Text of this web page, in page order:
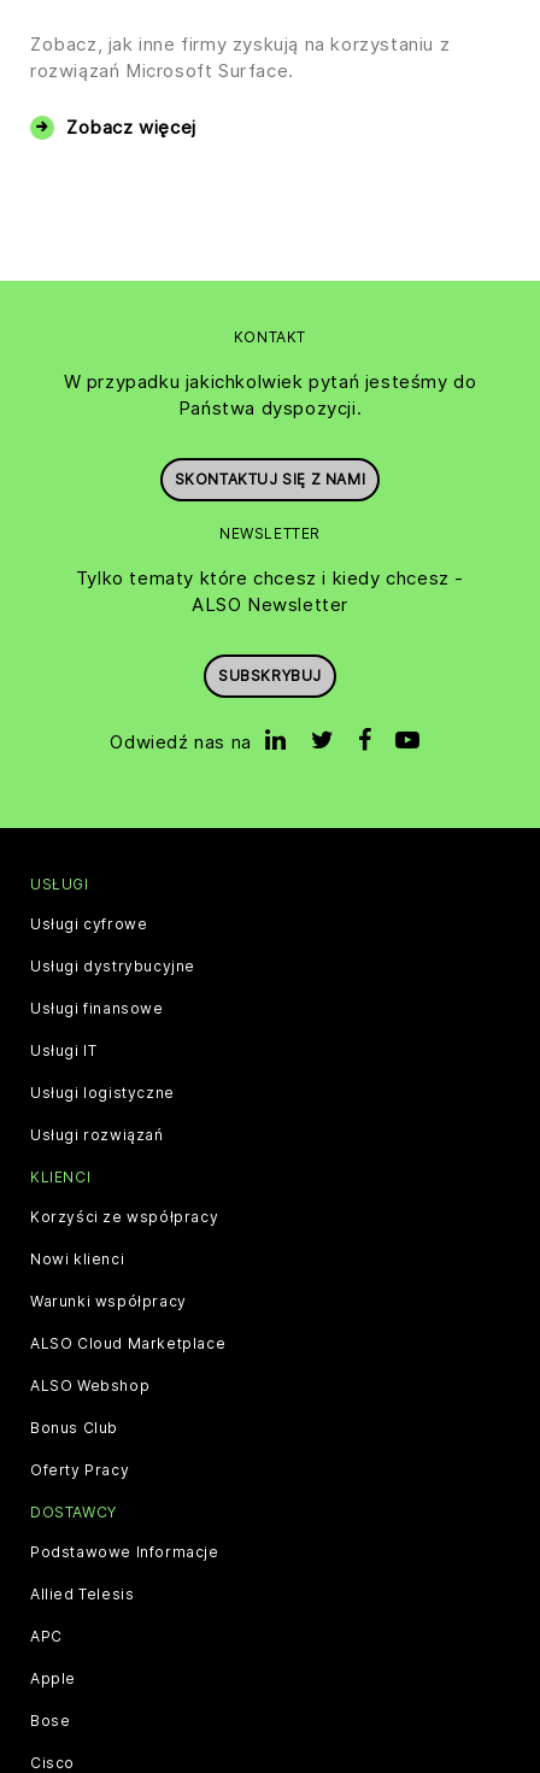
Zobacz, jak inne firmy zyskują na korzystaniu z
rozwiązań Microsoft Surface.
Zobacz więcej
KONTAKT
W przypadku jakichkolwiek pytań jesteśmy do
Państwa dyspozycji.
SKONTAKTUJ SIĘ Z NAMI
NEWSLETTER
Tylko tematy które chcesz i kiedy chcesz -
ALSO Newsletter
SUBSKRYBUJ
Odwiedź nas na
USŁUGI
Usługi cyfrowe
Usługi dystrybucyjne
Usługi finansowe
Usługi IT
Usługi logistyczne
Usługi rozwiązań
KLIENCI
Korzyści ze współpracy
Nowi klienci
Warunki współpracy
ALSO Cloud Marketplace
ALSO Webshop
Bonus Club
Oferty Pracy
DOSTAWCY
Podstawowe Informacje
Allied Telesis
APC
Apple
Bose
Cisco